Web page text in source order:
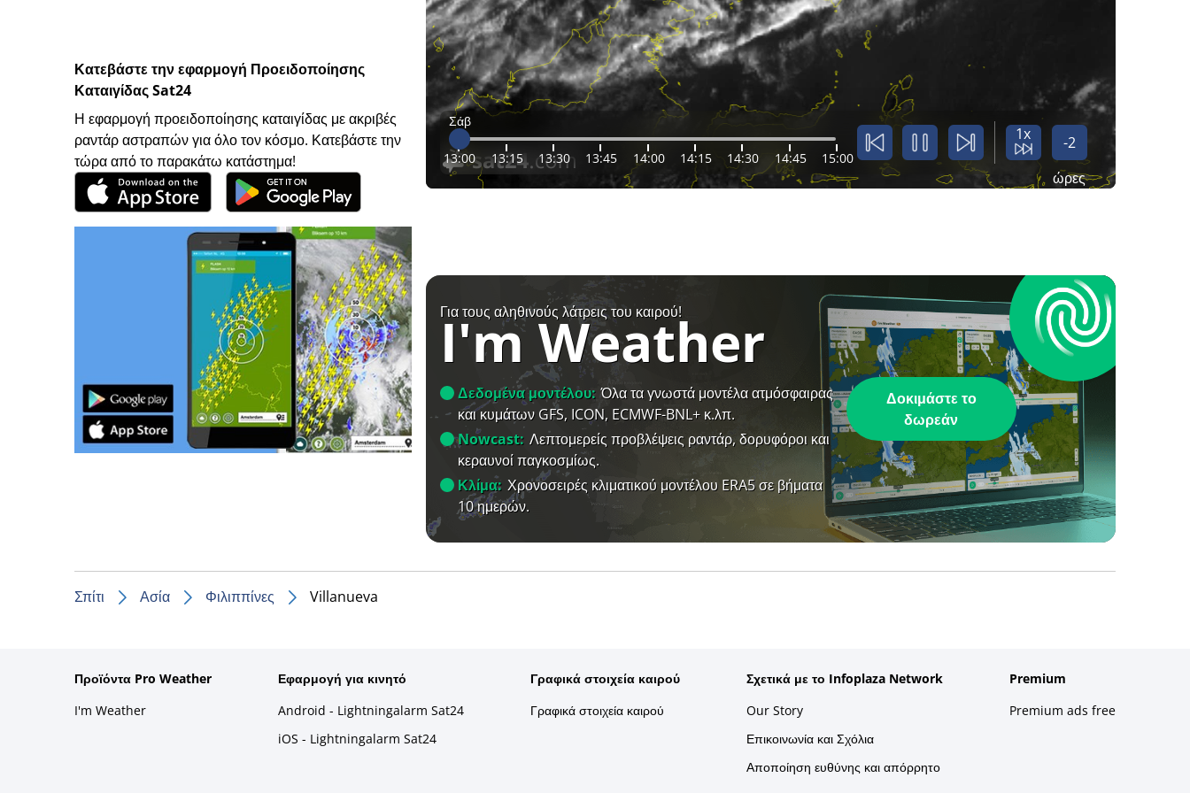
Κατεβάστε την εφαρμογή Προειδοποίησης
Καταιγίδας Sat24
Η εφαρμογή προειδοποίησης καταιγίδας με ακριβές
ραντάρ αστραπών για όλο τον κόσμο. Κατεβάστε την
τώρα από το παρακάτω κατάστημα!
Σάβ
13:00 13:15 13:30 13:45 14:00 14:15 14:30 14:45 15:00
1x
-2
ώρες
Για τους αληθινούς λάτρεις του καιρού!
I'm Weather
Δεδομένα μοντέλου: Όλα τα γνωστά μοντέλα ατμόσφαιρας
και κυμάτων GFS, ICON, ECMWF-BNL+ κ.λπ.
Nowcast: Λεπτομερείς προβλέψεις ραντάρ, δορυφόροι και
κεραυνοί παγκοσμίως.
Κλίμα: Χρονοσειρές κλιματικού μοντέλου ERA5 σε βήματα
10 ημερών.
Δοκιμάστε το
δωρεάν
Σπίτι Ασία Φιλιππίνες Villanueva
Προϊόντα Pro Weather
I'm Weather
Εφαρμογή για κινητό
Android - Lightningalarm Sat24
iOS - Lightningalarm Sat24
Γραφικά στοιχεία καιρού
Γραφικά στοιχεία καιρού
Σχετικά με το Infoplaza Network
Our Story
Επικοινωνία και Σχόλια
Αποποίηση ευθύνης και απόρρητο
Premium
Premium ads free